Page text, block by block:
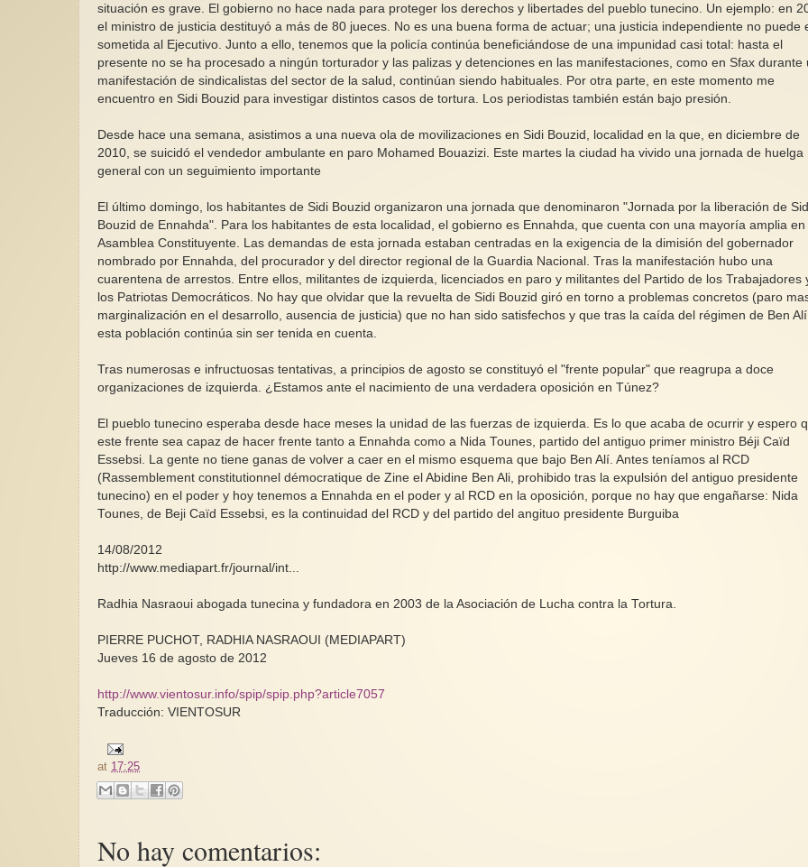
situación es grave. El gobierno no hace nada para proteger los derechos y libertades del pueblo tunecino. Un ejemplo: en
el ministro de justicia destituyó a más de 80 jueces. No es una buena forma de actuar; una justicia independiente no puede
sometida al Ejecutivo. Junto a ello, tenemos que la policía continúa beneficiándose de una impunidad casi total: hasta el
presente no se ha procesado a ningún torturador y las palizas y detenciones en las manifestaciones, como en Sfax durante
manifestación de sindicalistas del sector de la salud, continúan siendo habituales. Por otra parte, en este momento me
encuentro en Sidi Bouzid para investigar distintos casos de tortura. Los periodistas también están bajo presión.
Desde hace una semana, asistimos a una nueva ola de movilizaciones en Sidi Bouzid, localidad en la que, en diciembre de
2010, se suicidó el vendedor ambulante en paro Mohamed Bouazizi. Este martes la ciudad ha vivido una jornada de huelga
general con un seguimiento importante
El último domingo, los habitantes de Sidi Bouzid organizaron una jornada que denominaron "Jornada por la liberación de
Bouzid de Ennahda". Para los habitantes de esta localidad, el gobierno es Ennahda, que cuenta con una mayoría amplia en
Asamblea Constituyente. Las demandas de esta jornada estaban centradas en la exigencia de la dimisión del gobernador
nombrado por Ennahda, del procurador y del director regional de la Guardia Nacional. Tras la manifestación hubo una
cuarentena de arrestos. Entre ellos, militantes de izquierda, licenciados en paro y militantes del Partido de los Trabajadores
los Patriotas Democráticos. No hay que olvidar que la revuelta de Sidi Bouzid giró en torno a problemas concretos (paro
marginalización en el desarrollo, ausencia de justicia) que no han sido satisfechos y que tras la caída del régimen de Ben Alí,
esta población continúa sin ser tenida en cuenta.
Tras numerosas e infructuosas tentativas, a principios de agosto se constituyó el "frente popular" que reagrupa a doce
organizaciones de izquierda. ¿Estamos ante el nacimiento de una verdadera oposición en Túnez?
El pueblo tunecino esperaba desde hace meses la unidad de las fuerzas de izquierda. Es lo que acaba de ocurrir y espero
este frente sea capaz de hacer frente tanto a Ennahda como a Nida Tounes, partido del antiguo primer ministro Béji Caïd
Essebsi. La gente no tiene ganas de volver a caer en el mismo esquema que bajo Ben Alí. Antes teníamos al RCD
(Rassemblement constitutionnel démocratique de Zine el Abidine Ben Ali, prohibido tras la expulsión del antiguo presidente
tunecino) en el poder y hoy tenemos a Ennahda en el poder y al RCD en la oposición, porque no hay que engañarse: Nida
Tounes, de Beji Caïd Essebsi, es la continuidad del RCD y del partido del angituo presidente Burguiba
14/08/2012
http://www.mediapart.fr/journal/int...
Radhia Nasraoui abogada tunecina y fundadora en 2003 de la Asociación de Lucha contra la Tortura.
PIERRE PUCHOT, RADHIA NASRAOUI (MEDIAPART)
Jueves 16 de agosto de 2012
http://www.vientosur.info/spip/spip.php?article7057
Traducción: VIENTOSUR
at 17:25
No hay comentarios: